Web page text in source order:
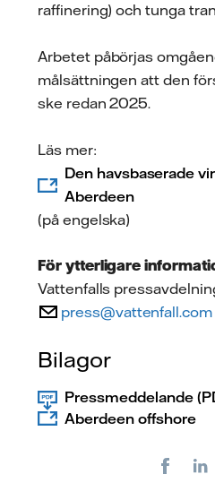
raffinering) och tunga
Arbetet påbörjas
målsättningen att den
ske redan 2025.
Läs mer:
Den havsbaserade
Aberdeen
(på engelska)
För ytterligare
Vattenfalls
press@vattenfall.com
Bilagor
Pressmeddelande
Aberdeen offshore